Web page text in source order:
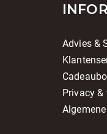
Advies &
Privacy &